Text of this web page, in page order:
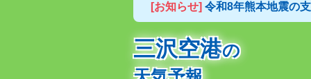
[お知らせ] 令和8年熊本地震の
三沢空港の